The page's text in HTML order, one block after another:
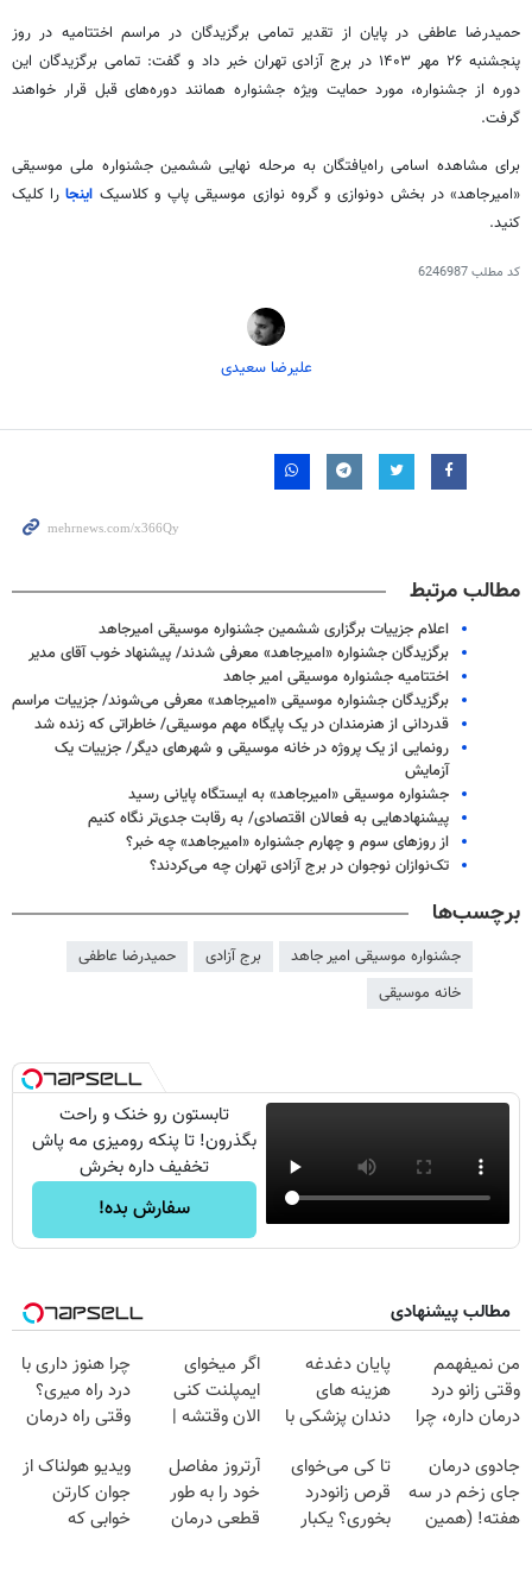
حمیدرضا عاطفی در پایان از تقدیر تمامی برگزیدگان در مراسم اختتامیه در روز
پنجشنبه ۲۶ مهر ۱۴۰۳ در برج آزادی تهران خبر داد و گفت: تمامی برگزیدگان این
دوره از جشنواره، مورد حمایت ویژه جشنواره همانند دوره‌های قبل قرار خواهند
گرفت.
برای مشاهده اسامی راه‌یافتگان به مرحله نهایی ششمین جشنواره ملی موسیقی
«امیرجاهد» در بخش دونوازی و گروه نوازی موسیقی پاپ و کلاسیک اینجارا کلیک
کنید.
کد مطلب6246987
علیرضا سعیدی
مطالب مرتبط
اعلام جزییات برگزاری ششمین جشنواره موسیقی امیرجاهد
برگزیدگان جشنواره «امیرجاهد» معرفی شدند/ پیشنهاد خوب آقای مدیر
اختتامیه جشنواره موسیقی امیر جاهد
برگزیدگان جشنواره موسیقی «امیرجاهد» معرفی می‌شوند/ جزییات مراسم
قدردانی از هنرمندان در یک پایگاه مهم موسیقی/ خاطراتی که زنده شد
رونمایی از یک پروژه در خانه موسیقی و شهرهای دیگر/ جزییات یک
آزمایش
جشنواره موسیقی «امیرجاهد» به ایستگاه پایانی رسید
پیشنهادهایی به فعالان اقتصادی/ به رقابت جدی‌تر نگاه کنیم
از روزهای سوم و چهارم جشنواره «امیرجاهد» چه خبر؟
تک‌نوازان نوجوان در برج آزادی تهران چه می‌کردند؟
برچسب‌ها
جشنواره موسیقی امیر جاهد برج آزادی
حمیدرضا عاطفی
خانه موسیقی
تابستون رو خنک و راحت
بگذرون! تا پنکه رومیزی مه پاش
تخفیف داره بخرش
سفارش بده!
مطالب پیشنهادی
من نمیفهمم
وقتی زانو درد
درمان داره، چرا
تحمل میکنی؟❗
پایان دغدغه
هزینه های
دندان پزشکی با
خانگی
اگر میخوای
ایمپلنت کنی
الان وقتشه |
میلیون تومان!!!
چرا هنوز داری با
درد راه میری؟
وقتی راه درمان
جادوی درمان
جای زخم در سه
هفته! (همین
تا کی می‌خوای
قرص زانودرد
بخوری؟ یکبار
آرتروز مفاصل
خود را به طور
قطعی درمان
ویدیو هولناک از
جوان کارتن
خوابی که